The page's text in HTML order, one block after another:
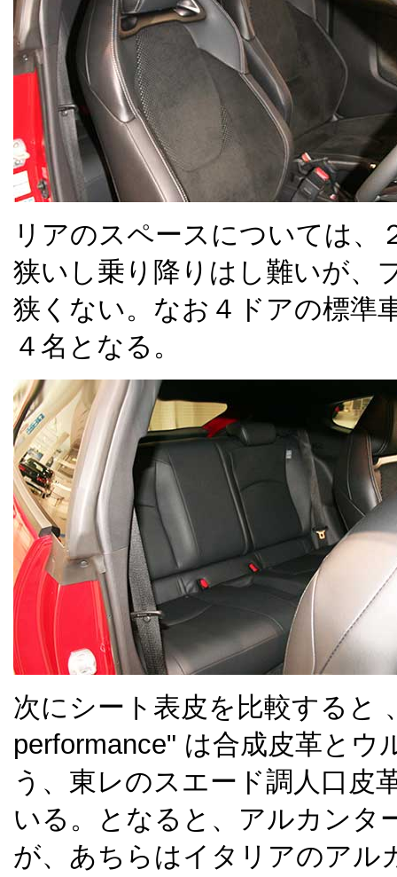
リアのスペースについては、
狭いし乗り降りはし難いが、
狭くない。なお４ドアの標準
４名となる。
次にシート表皮を比較すると
performance" は合成皮革とウ
う、東レのスエード調人口皮
いる。となると、アルカンタ
が、あちらはイタリアのアル